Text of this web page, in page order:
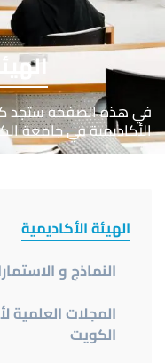
في هذه الصفحه ستجد
الأكاديمية في جامعة
Office
Vice
President
الهيئة الأكاديمية
النماذج و
المجلات العلمية
الكويت